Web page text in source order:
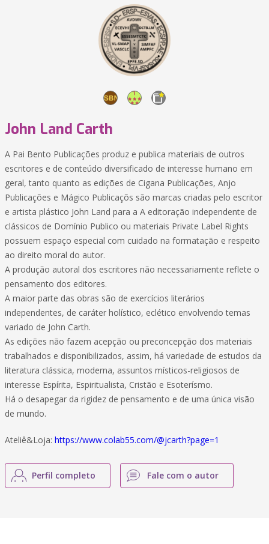
John Land Carth
A Pai Bento Publicações produz e publica materiais de outros
escritores e de conteúdo diversificado de interesse humano em
geral, tanto quanto as edições de Cigana Publicações, Anjo
Publicações e Mágico Publicaçõs são marcas criadas pelo escritor
e artista plástico John Land para a A editoração independente de
clássicos de Domínio Publico ou materiais Private Label Rights
possuem espaço especial com cuidado na formatação e respeito
ao direito moral do autor.
A produção autoral dos escritores não necessariamente reflete o
pensamento dos editores.
A maior parte das obras são de exercícios literários
independentes, de caráter holístico, eclético envolvendo temas
variado de John Carth.
As edições não fazem acepção ou preconcepção dos materiais
trabalhados e disponibilizados, assim, há variedade de estudos da
literatura clássica, moderna, assuntos místicos-religiosos de
interesse Espírita, Espiritualista, Cristão e Esoterísmo.
Há o desapegar da rigidez de pensamento e de uma única visão
de mundo.
Ateliê&Loja: https://www.colab55.com/@jcarth?page=1
Perfil completo Fale com o autor